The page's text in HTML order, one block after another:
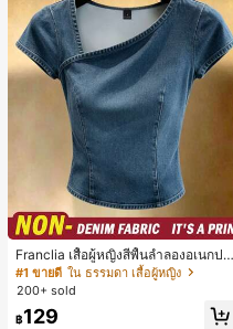
Franclia เสื้อผู้หญิงสีพื้นลำลองอเนกปร
ะสงค์สำหรับใส่ประจำวัน
#1 ขายดี ใน ธรรมดา เสื้อผู้หญิง
200+ sold
฿129